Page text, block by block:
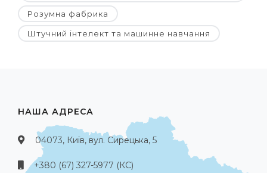
Розумна фабрика
Штучний інтелект та машинне навчання
НАША АДРЕСА
04073, Київ, вул. Сирецька, 5
+380 (67) 327-5977 (КС)